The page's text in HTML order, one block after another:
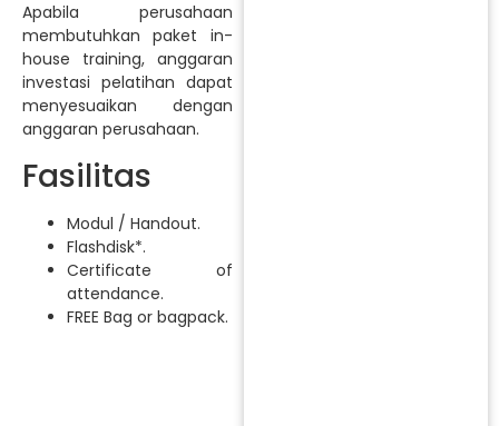
Apabila perusahaan
membutuhkan paket in-
house training, anggaran
investasi pelatihan dapat
menyesuaikan dengan
anggaran perusahaan.
Fasilitas
Modul / Handout.
Flashdisk*.
Certificate of
attendance.
FREE Bag or bagpack.